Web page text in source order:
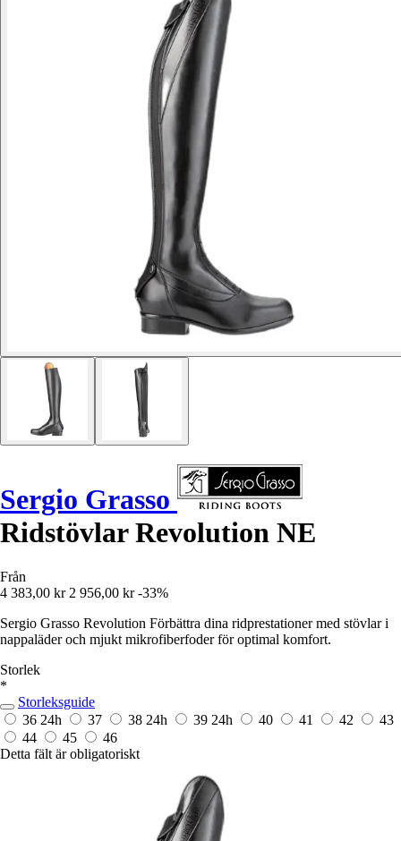
Sergio Grasso
Ridstövlar Revolution NE
Från
4 383,00 kr 2 956,00 kr -33%
Sergio Grasso Revolution Förbättra dina ridprestationer med stövlar i
nappaläder och mjukt mikrofiberfoder för optimal komfort.
Storlek
*
Storleksguide
36 24h 37 38 24h 39 24h 40 41 42
43
44
45
46
Detta fält är obligatoriskt